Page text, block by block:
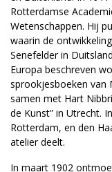
Rotterdamse
Wetenschappen. Hij
waarin de
Senefelder in
Europa beschreven
sprookjesboeken van
samen met Hart
de Kunst” in Utrecht.
Rotterdam, en den
atelier deelt.
In maart 1902